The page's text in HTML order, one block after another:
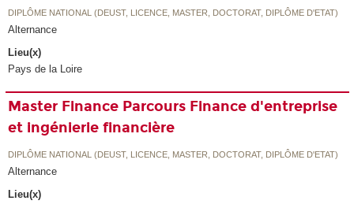
DIPLÔME NATIONAL (DEUST, LICENCE, MASTER, DOCTORAT, DIPLÔME D'ETAT)
Alternance
Lieu(x)
Pays de la Loire
Master Finance Parcours Finance d'entreprise
et ingénierie financière
DIPLÔME NATIONAL (DEUST, LICENCE, MASTER, DOCTORAT, DIPLÔME D'ETAT)
Alternance
Lieu(x)